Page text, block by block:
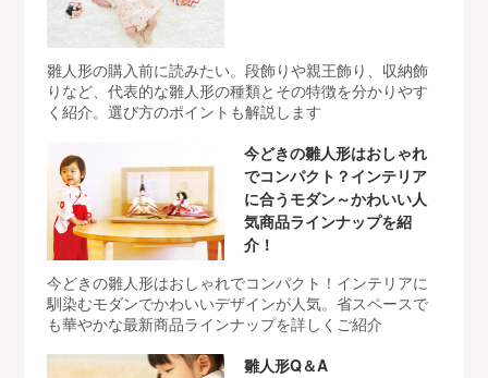
雛人形の購入前に読みたい。段飾りや親王飾り、収納飾
りなど、代表的な雛人形の種類とその特徴を分かりやす
く紹介。選び方のポイントも解説します
今どきの雛人形はおしゃれ
でコンパクト？インテリア
に合うモダン～かわいい人
気商品ラインナップを紹
介！
今どきの雛人形はおしゃれでコンパクト！インテリアに
馴染むモダンでかわいいデザインが人気。省スペースで
も華やかな最新商品ラインナップを詳しくご紹介
雛人形Q＆A